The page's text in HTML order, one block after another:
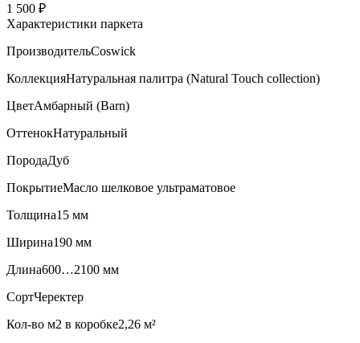
1 500 ₽
Характеристики паркета
ПроизводительCoswick
КоллекцияНатуральная палитра (Natural Touch collection)
ЦветАмбарный (Barn)
ОттенокНатуральный
ПородаДуб
ПокрытиеМасло шелковое ультраматовое
Толщина15 мм
Ширина190 мм
Длина600…2100 мм
СортЧеректер
Кол-во м2 в коробке2,26 м²